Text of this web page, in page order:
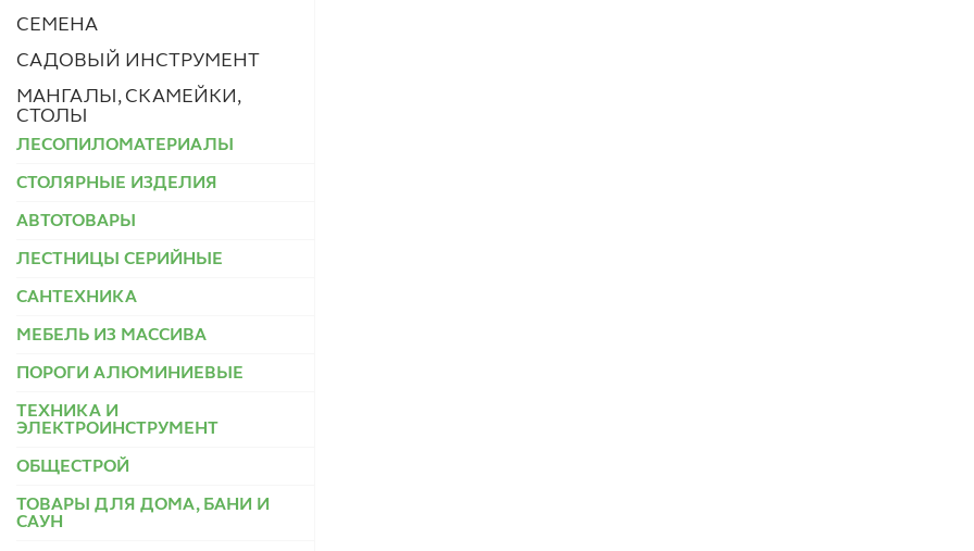
СЕМЕНА
САДОВЫЙ ИНСТРУМЕНТ
МАНГАЛЫ, СКАМЕЙКИ,
СТОЛЫ
ЛЕСОПИЛОМАТЕРИАЛЫ
СТОЛЯРНЫЕ ИЗДЕЛИЯ
АВТОТОВАРЫ
ЛЕСТНИЦЫ СЕРИЙНЫЕ
САНТЕХНИКА
МЕБЕЛЬ ИЗ МАССИВА
ПОРОГИ АЛЮМИНИЕВЫЕ
ТЕХНИКА И
ЭЛЕКТРОИНСТРУМЕНТ
ОБЩЕСТРОЙ
ТОВАРЫ ДЛЯ ДОМА, БАНИ И
САУН